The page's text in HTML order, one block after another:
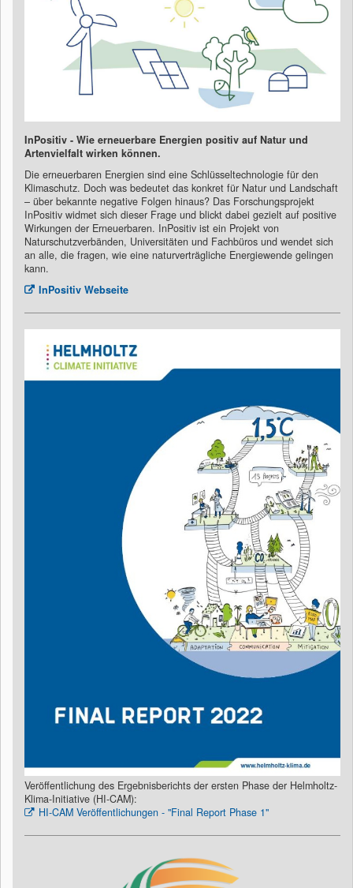
InPositiv - Wie erneuerbare Energien positiv auf Natur und
Artenvielfalt wirken können.
Die erneuerbaren Energien sind eine Schlüsseltechnologie für den
Klimaschutz. Doch was bedeutet das konkret für Natur und Landschaft
– über bekannte negative Folgen hinaus? Das Forschungsprojekt
InPositiv widmet sich dieser Frage und blickt dabei gezielt auf positive
Wirkungen der Erneuerbaren. InPositiv ist ein Projekt von
Naturschutzverbänden, Universitäten und Fachbüros und wendet sich
an alle, die fragen, wie eine naturverträgliche Energiewende gelingen
kann.
InPositiv Webseite
Veröffentlichung des Ergebnisberichts der ersten Phase der Helmholtz-
Klima-Initiative (HI-CAM):
HI-CAM Veröffentlichungen - "Final Report Phase 1"